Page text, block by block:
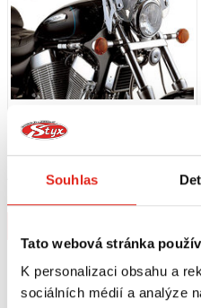
Souhlas
Tato webová stránka
K personalizaci obsahu a
sociálních médií a analýze
1 809 Kč s DPH
GIVI PLEXI UNIVERZÁLNÍ AIRSTAR
Prohlédli jste